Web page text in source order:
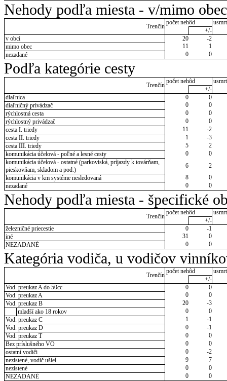
Nehody podľa miesta - v/mimo obec
Trenčín
počet nehôd
+/-
v obci
20
-2
mimo obec
11
1
nezadané
0 0
Podľa kategórie cesty
Trenčín
počet nehôd
+/-
diaľnica
0
0
diaľničný privádzač
0
0
rýchlostná cesta
0
0
rýchlostný privádzač
0
0
cesta I. triedy
11
-2
cesta II. triedy
1
-3
cesta III. triedy
5
2
komunikácia účelová - poľné a lesné cesty
0
0
komunikácia účelová - ostatné (parkoviská, príjazdy k továrňam,
pieskovňam, skladom a pod.)
6
2
komunikácia v km systéme nesledovaná
8
0
nezadané
0 0
Nehody podľa miesta - špecifické
Trenčín
počet nehôd
+/-
železničné priecestie
0
-1
iné
31
0
NEZADANÉ
0 0
Kategória vodiča, u vodičov
Trenčín
počet nehôd
+/-
Vod. preukaz A do 50cc
0
0
Vod. preukaz A
0
0
Vod. preukaz B
20
-3
mladší ako 18 rokov
0
0
Vod. preukaz C
1
-1
Vod. preukaz D
0
-1
Vod. preukaz T
0
0
Bez príslušného VO
0
0
ostatní vodiči
0
-2
nezistené, vodič ušiel
9
7
nezistené
0
0
NEZADANÉ
0 0